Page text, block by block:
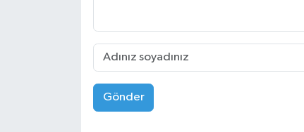
Gönder